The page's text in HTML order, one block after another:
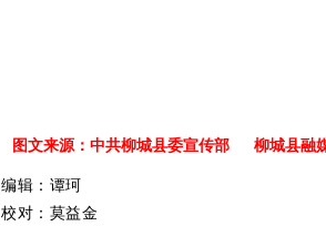
图文来源：中共柳城县委宣传部 柳城县
编辑：谭珂
校对：莫益金